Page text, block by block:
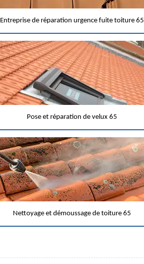
Entreprise de réparation urgence fuite toiture 65
Pose et réparation de velux 65
Nettoyage et démoussage de toiture 65